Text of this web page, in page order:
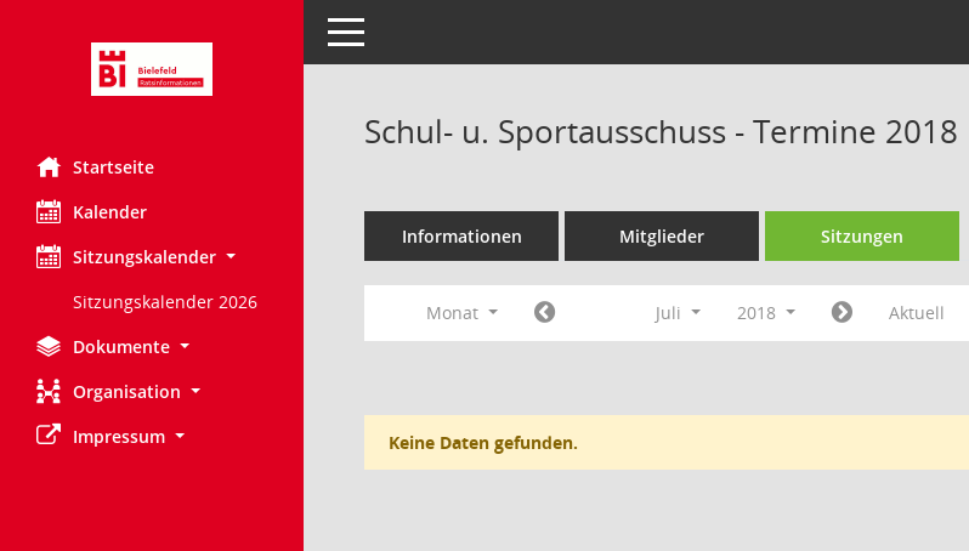
Startseite
Kalender
Sitzungskalender
Sitzungskalender 2026
Dokumente
Organisation
Impressum
Toggle navigation
Schul- u. Sportausschuss - Termine 2018
Informationen Mitglieder Sitzungen
Monat Juli 2018 Aktuell
Keine Daten gefunden.